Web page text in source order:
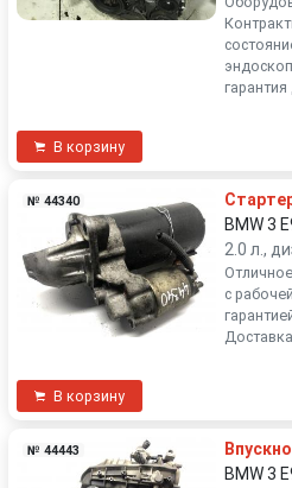
гарантия
В корзину
№ 44340
BMW 3
2.0 л.,
с
Доставка
В корзину
№ 44443
BMW 3